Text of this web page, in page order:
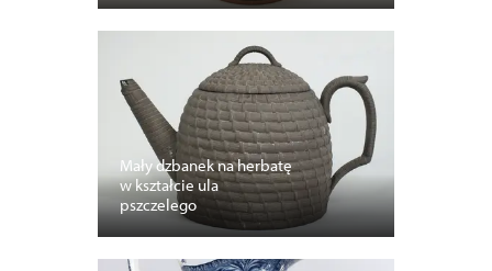
Mały dzbanek na herbatę
w kształcie ula
pszczelego